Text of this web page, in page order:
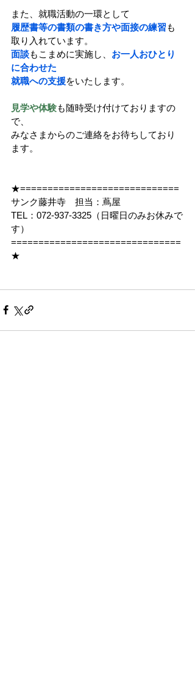
また、就職活動の一環として
履歴書等の書類の書き方や面接の練習も
取り入れています。
面談もこまめに実施し、 お一人おひとり
に合わせた
就職への支援をいたします。
見学や体験も随時受け付けておりますの
で、
みなさまからのご連絡をお待ちしており
ます。
★=============================
サンク藤井寺　担当：蔦屋
TEL：072-937-3325（日曜日のみお休みで
す）
===============================
★